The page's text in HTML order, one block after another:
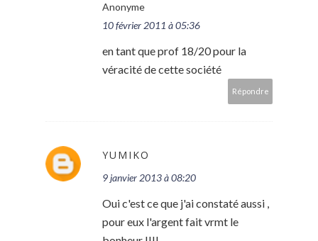
Anonyme
10 février 2011 à 05:36
en tant que prof 18/20 pour la
véracité de cette société
Répondre
YUMIKO
9 janvier 2013 à 08:20
Oui c'est ce que j'ai constaté aussi ,
pour eux l'argent fait vrmt le